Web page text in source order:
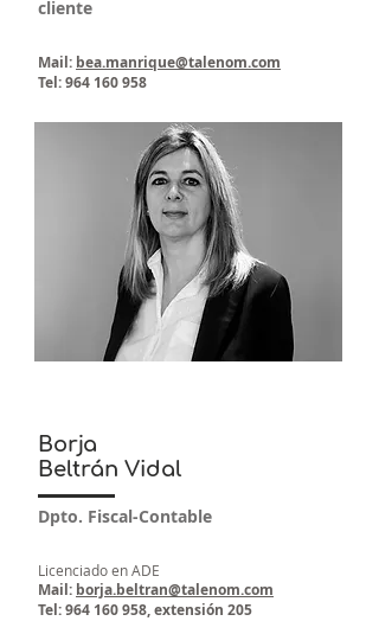
cliente
Mail: bea.manrique@talenom.com
Tel:964 160 958
Borja
Beltrán Vidal
Dpto. Fiscal-Contable
Licenciado en ADE
Mail: borja.beltran@talenom.com
Tel:964 160 958, extensión 205